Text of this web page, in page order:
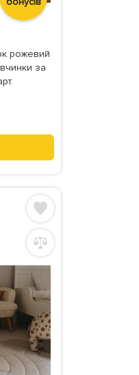
рожевий
за